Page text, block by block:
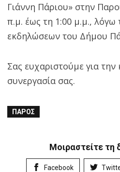
Γιάννη Πάριου» στην
π.μ. έως τη 1:00 μ.μ., λόγω
εκδηλώσεων του Δήμου
Σας ευχαριστούμε για
συνεργασία σας.
ΠΆΡΟΣ
Μοιραστείτε τη
Facebook